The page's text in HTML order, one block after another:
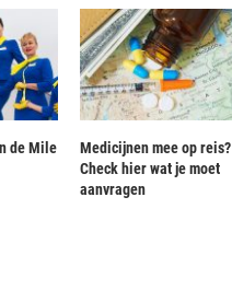
de Mile
Medicijnen mee op reis?
Check hier wat je moet
aanvragen